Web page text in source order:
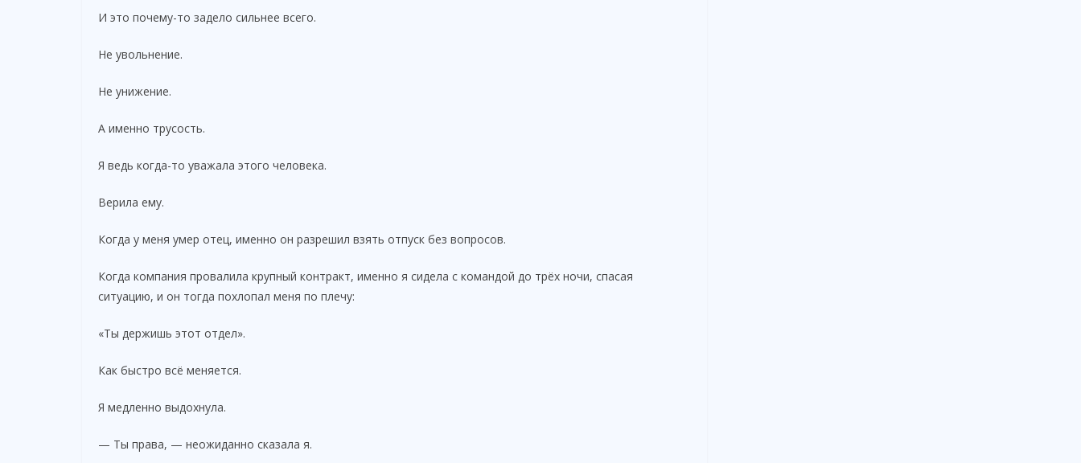
И это почему-то задело сильнее всего.
Не увольнение.
Не унижение.
А именно трусость.
Я ведь когда-то уважала этого человека.
Верила ему.
Когда у меня умер отец, именно он разрешил взять отпуск без вопросов.
Когда компания провалила крупный контракт, именно я сидела с командой до трёх ночи, спасая
ситуацию, и он тогда похлопал меня по плечу:
«Ты держишь этот отдел».
Как быстро всё меняется.
Я медленно выдохнула.
— Ты права, — неожиданно сказала я.